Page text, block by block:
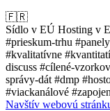
🇫🇷
Sídlo v EÚ Hosting v
#prieskum-trhu #panely
#kvalitatívne
discuss #cílené-
správy-dát #dmp
#viackanálové
Navštív webovú